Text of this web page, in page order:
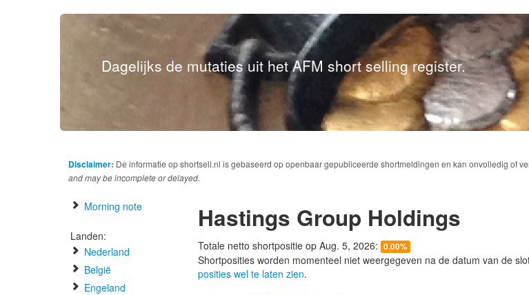
Dagelijks de mutaties uit het AFM short selling register.
Disclaimer: De informatie op shortsell.nl is gebaseerd op openbaar gepubliceerde shortmeldingen en kan onvolledig of
and may be incomplete or delayed.
Morning note
Landen:
Nederland
België
Engeland
Hastings Group Holdings
Totale netto shortpositie op Aug. 5, 2026: 0.00%
Shortposities worden momenteel niet weergegeven na de datum van de
posities wel te laten zien.